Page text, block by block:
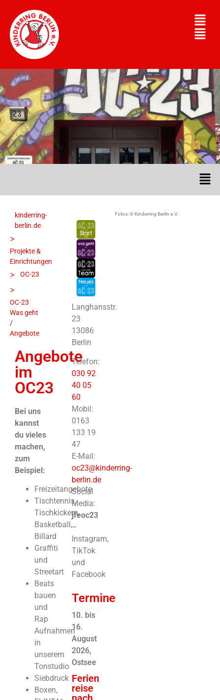
kinderring-
berlin.de
>
Projekte &
Einrichtungen
> OC-23
>
OC-23
Was geht
/
Angebote
Angebote
im
OC23
Bei uns
kannst
du vieles
machen,
zum
Beispiel:
Freizeitangebote
Tischtennis,
Tischkickern,
Basketball,
Billard
Graffiti
und
Streetart
Beats
bauen
und
Rap
Aufnahmen
in
unserem
Tonstudio
Siebdruck
Boxen,
Langhansstr.
23
13086
Berlin
Telefon:
030 92
40 05
60
Mobil:
0163
133 19
47
E-Mail:
oc23@kinderring-
berlin.de
Social
Media:
jfeoc23
–
Instagram,
TikTok
und
Facebook
Termine
10. bis
16.
August
2026,
Ostsee
Ferien
reise
Fotos: © Kinderring Berlin e.V.